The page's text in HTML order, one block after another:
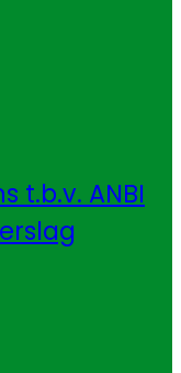
t.b.v. ANBI